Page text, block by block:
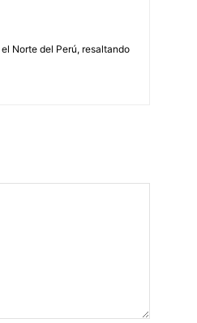
Norte del Perú, resaltando